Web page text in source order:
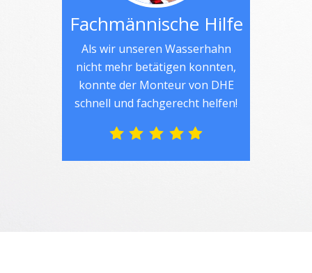
Fachmännische Hilfe
Als wir unseren Wasserhahn
nicht mehr betätigen konnten,
konnte der Monteur von DHE
schnell und fachgerecht helfen!